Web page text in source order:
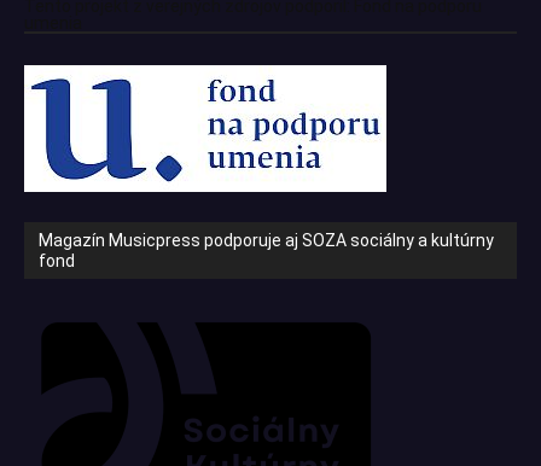
Magazín Musicpress podporuje aj SOZA sociálny a kultúrny
fond